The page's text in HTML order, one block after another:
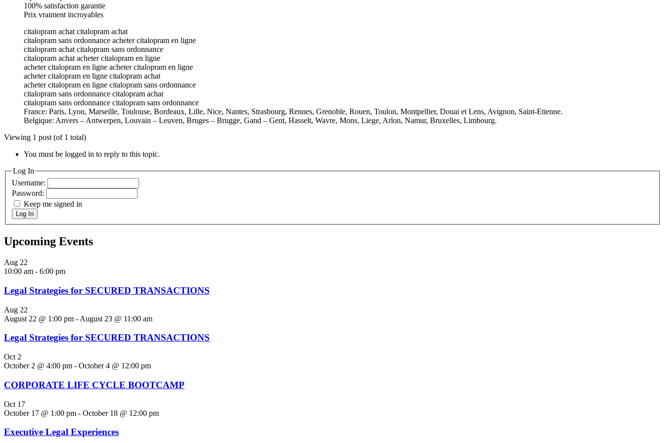
100% satisfaction garantie
Prix vraiment incroyables
citalopram achat citalopram achat
citalopram sans ordonnance acheter citalopram en ligne
citalopram achat citalopram sans ordonnance
citalopram achat acheter citalopram en ligne
acheter citalopram en ligne acheter citalopram en ligne
acheter citalopram en ligne citalopram achat
acheter citalopram en ligne citalopram sans ordonnance
citalopram sans ordonnance citalopram achat
citalopram sans ordonnance citalopram sans ordonnance
France: Paris, Lyon, Marseille, Toulouse, Bordeaux, Lille, Nice, Nantes, Strasbourg, Rennes, Grenoble, Rouen, Toulon, Montpellier, Douai et Lens, Avignon, Saint-Etienne.
Belgique: Anvers – Antwerpen, Louvain – Leuven, Bruges – Brugge, Gand – Gent, Hasselt, Wavre, Mons, Liege, Arlon, Namur, Bruxelles, Limbourg.
Viewing 1 post (of 1 total)
You must be logged in to reply to this topic.
Log In
Username:
Password:
Keep me signed in
Log In
Upcoming Events
Aug 22
10:00 am - 6:00 pm
Legal Strategies for SECURED TRANSACTIONS
Aug 22
August 22 @ 1:00 pm - August 23 @ 11:00 am
Legal Strategies for SECURED TRANSACTIONS
Oct 2
October 2 @ 4:00 pm - October 4 @ 12:00 pm
CORPORATE LIFE CYCLE BOOTCAMP
Oct 17
October 17 @ 1:00 pm - October 18 @ 12:00 pm
Executive Legal Experiences